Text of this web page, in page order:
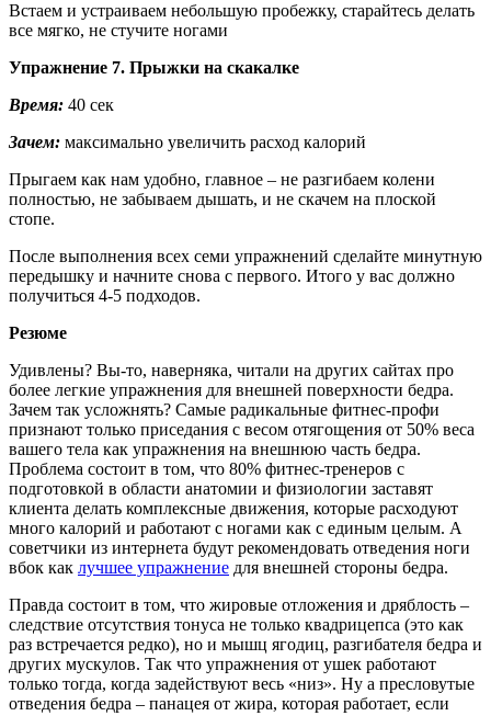
Встаем и устраиваем небольшую пробежку, старайтесь делать
все мягко, не стучите ногами
Упражнение 7. Прыжки на скакалке
Время: 40 сек
Зачем: максимально увеличить расход калорий
Прыгаем как нам удобно, главное – не разгибаем колени
полностью, не забываем дышать, и не скачем на плоской
стопе.
После выполнения всех семи упражнений сделайте минутную
передышку и начните снова с первого. Итого у вас должно
получиться 4-5 подходов.
Резюме
Удивлены? Вы-то, наверняка, читали на других сайтах про
более легкие упражнения для внешней поверхности бедра.
Зачем так усложнять? Самые радикальные фитнес-профи
признают только приседания с весом отягощения от 50% веса
вашего тела как упражнения на внешнюю часть бедра.
Проблема состоит в том, что 80% фитнес-тренеров с
подготовкой в области анатомии и физиологии заставят
клиента делать комплексные движения, которые расходуют
много калорий и работают с ногами как с единым целым. А
советчики из интернета будут рекомендовать отведения ноги
вбок как лучшее упражнение для внешней стороны бедра.
Правда состоит в том, что жировые отложения и дряблость –
следствие отсутствия тонуса не только квадрицепса (это как
раз встречается редко), но и мышц ягодиц, разгибателя бедра и
других мускулов. Так что упражнения от ушек работают
только тогда, когда задействуют весь «низ». Ну а пресловутые
отведения бедра – панацея от жира, которая работает, если